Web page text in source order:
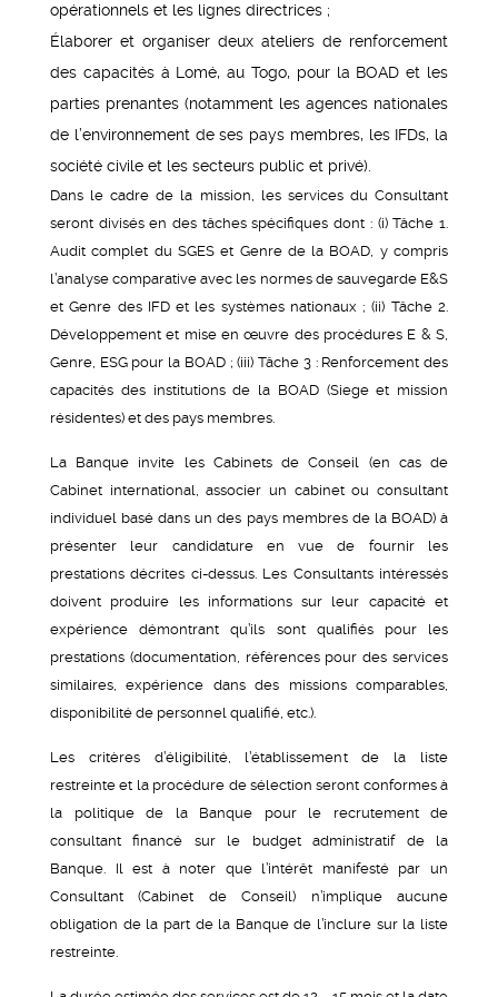
opérationnels et les lignes directrices ;
Élaborer et organiser deux ateliers de renforcement
des capacités à Lomé, au Togo, pour la BOAD et les
parties prenantes (notamment les agences nationales
de l’environnement de ses pays membres, les IFDs, la
société civile et les secteurs public et privé).
Dans le cadre de la mission, les services du Consultant
seront divisés en des tâches spécifiques dont : (i) Tâche 1.
Audit complet du SGES et Genre de la BOAD, y compris
l’analyse comparative avec les normes de sauvegarde E&S
et Genre des IFD et les systèmes nationaux ; (ii) Tâche 2.
Développement et mise en œuvre des procédures E & S,
Genre, ESG pour la BOAD ; (iii) Tâche 3 : Renforcement des
capacités des institutions de la BOAD (Siege et mission
résidentes) et des pays membres.
La Banque invite les Cabinets de Conseil (en cas de
Cabinet international, associer un cabinet ou consultant
individuel basé dans un des pays membres de la BOAD) à
présenter leur candidature en vue de fournir les
prestations décrites ci-dessus. Les Consultants intéressés
doivent produire les informations sur leur capacité et
expérience démontrant qu’ils sont qualifiés pour les
prestations (documentation, références pour des services
similaires, expérience dans des missions comparables,
disponibilité de personnel qualifié, etc.).
Les critères d’éligibilité, l’établissement de la liste
restreinte et la procédure de sélection seront conformes à
la politique de la Banque pour le recrutement de
consultant financé sur le budget administratif de la
Banque. Il est à noter que l’intérêt manifesté par un
Consultant (Cabinet de Conseil) n’implique aucune
obligation de la part de la Banque de l’inclure sur la liste
restreinte.